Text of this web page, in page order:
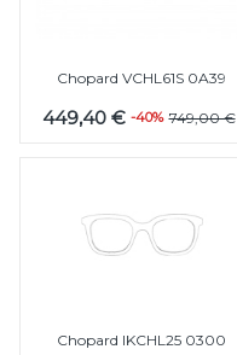
Chopard VCHL61S 0A39
449,40 € -40% 749,00 €
Chopard IKCHL25 0300